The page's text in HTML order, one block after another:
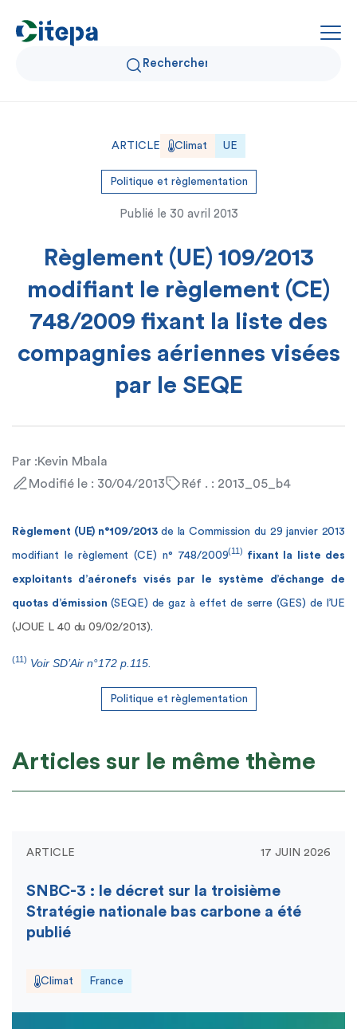
Qui sommes-nous ?
Données Air et Climat
Expertise et solutions
ARTICLE Climat UE
Politique et règlementation
Publié le 30 avril 2013
Règlement (UE) 109/2013
modifiant le règlement (CE)
748/2009 fixant la liste des
compagnies aériennes visées
par le SEQE
Par :Kevin Mbala
Modifié le : 30/04/2013
Réf . : 2013_05_b4
Règlement (UE) n°109/2013 de la Commission du 29 janvier 2013
modifiant le règlement (CE) n° 748/2009(11) fixant la liste des
exploitants d’aéronefs visés par le système d’échange de
quotas d’émission(SEQE) de gaz à effet de serre (GES) de l’UE
(JOUE L 40 du 09/02/2013).
(11) Voir SD’Air n°172 p.115.
Politique et règlementation
Articles sur le même thème
ARTICLE 17 JUIN 2026
SNBC-3 : le décret sur la troisième
Stratégie nationale bas carbone a été
publié
Climat France